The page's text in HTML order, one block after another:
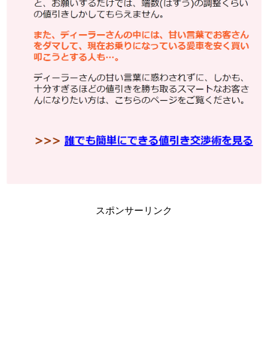
スポンサーリンク